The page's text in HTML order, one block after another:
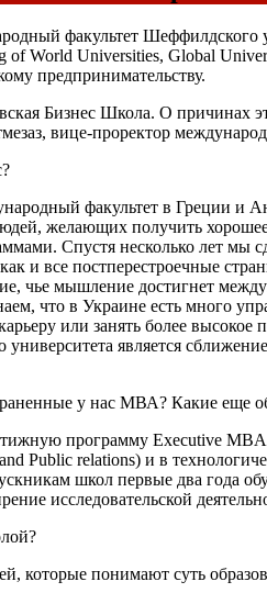
факультет
World Universities, Global
предпринимательству.
Бизнес Школа. О причинах
вице-проректор
факультет в Греции и
желающих получить
Спустя несколько лет
и все постперестроечные
чье мышление достигнет
что в Украине есть много
или занять более
является
у нас МВА? Какие еще
программу Executive
Public relations) и в
школ первые два года
исследовательской
понимают суть